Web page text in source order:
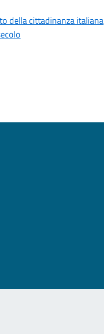
della cittadinanza italiana